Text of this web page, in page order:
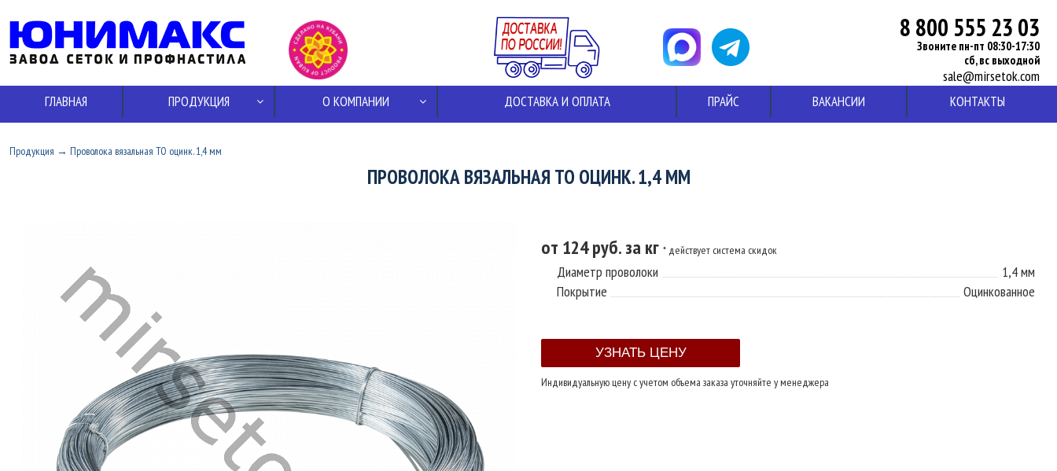
8 800 555 23 03
Звоните пн-пт 08:30-17:30
сб, вс выходной
sale@mirsetok.com
ГЛАВНАЯ ПРОДУКЦИЯ О КОМПАНИИ ДОСТАВКА И ОПЛАТА ПРАЙС ВАКАНСИИ КОНТАКТЫ
Продукция → Проволока вязальная ТО оцинк. 1,4 мм
ПРОВОЛОКА ВЯЗАЛЬНАЯ ТО ОЦИНК. 1,4 ММ
от 124 руб. за кг * действует система скидок
Диаметр проволоки
1,4 мм
Покрытие
Оцинкованное
Индивидуальную цену с учетом объема заказа уточняйте у менеджера